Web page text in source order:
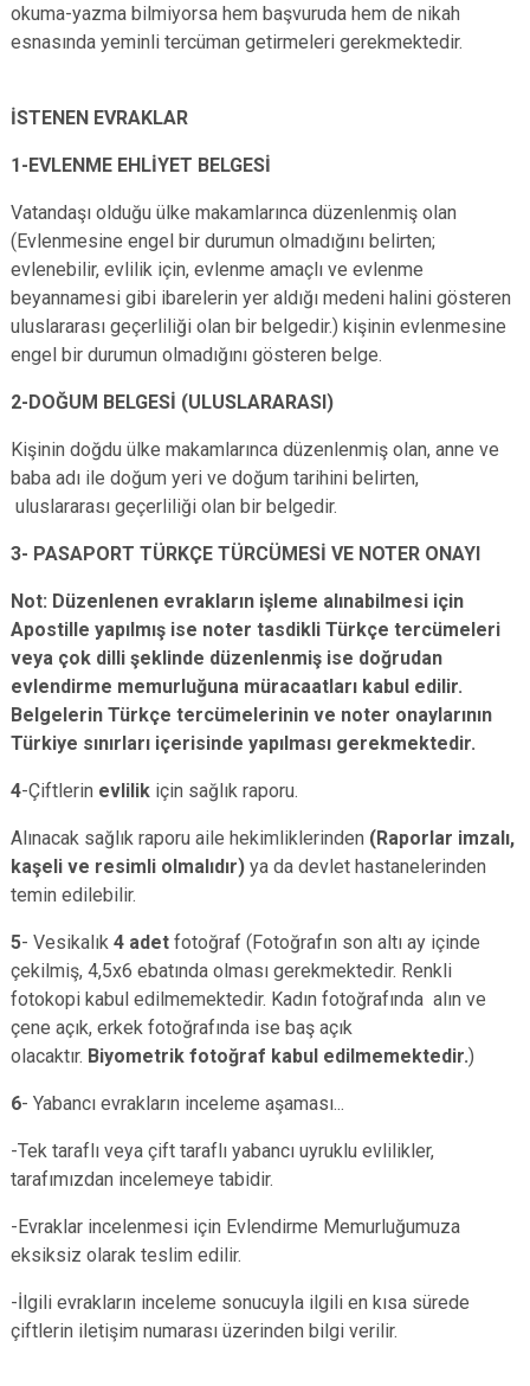
okuma-yazma bilmiyorsa hem başvuruda hem de nikah
esnasında yeminli tercüman getirmeleri gerekmektedir.
İSTENEN EVRAKLAR
1-EVLENME EHLİYET BELGESİ
Vatandaşı olduğu ülke makamlarınca düzenlenmiş olan
(Evlenmesine engel bir durumun olmadığını belirten;
evlenebilir, evlilik için, evlenme amaçlı ve evlenme
beyannamesi gibi ibarelerin yer aldığı medeni halini gösteren
uluslararası geçerliliği olan bir belgedir.) kişinin evlenmesine
engel bir durumun olmadığını gösteren belge.
2-DOĞUM BELGESİ (ULUSLARARASI)
Kişinin doğdu ülke makamlarınca düzenlenmiş olan, anne ve
baba adı ile doğum yeri ve doğum tarihini belirten,
uluslararası geçerliliği olan bir belgedir.
3- PASAPORT TÜRKÇE TÜRCÜMESİ VE NOTER ONAYI
Not: Düzenlenen evrakların işleme alınabilmesi için
Apostille yapılmış ise noter tasdikli Türkçe tercümeleri
veya çok dilli şeklinde düzenlenmiş ise doğrudan
evlendirme memurluğuna müracaatları kabul edilir.
Belgelerin Türkçe tercümelerinin ve noter onaylarının
Türkiye sınırları içerisinde yapılması gerekmektedir.
4-Çiftlerin evlilik için sağlık raporu.
Alınacak sağlık raporu aile hekimliklerinden (Raporlar imzalı,
kaşeli ve resimli olmalıdır) ya da devlet hastanelerinden
temin edilebilir.
5- Vesikalık 4 adet fotoğraf (Fotoğrafın son altı ay içinde
çekilmiş, 4,5x6 ebatında olması gerekmektedir. Renkli
fotokopi kabul edilmemektedir. Kadın fotoğrafında alın ve
çene açık, erkek fotoğrafında ise baş açık
olacaktır. Biyometrik fotoğraf kabul edilmemektedir.)
6- Yabancı evrakların inceleme aşaması...
-Tek taraflı veya çift taraflı yabancı uyruklu evlilikler,
tarafımızdan incelemeye tabidir.
-Evraklar incelenmesi için Evlendirme Memurluğumuza
eksiksiz olarak teslim edilir.
-İlgili evrakların inceleme sonucuyla ilgili en kısa sürede
çiftlerin iletişim numarası üzerinden bilgi verilir.